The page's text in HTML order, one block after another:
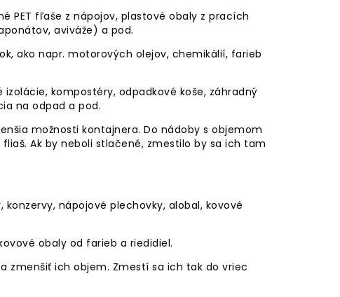
PET fľaše z nápojov, plastové obaly z pracích
aviváže) a pod.
ako napr. motorových olejov, chemikálií, farieb
kompostéry, odpadkové koše, záhradný
na odpad a pod.
možnosti kontajnera. Do nádoby s objemom
fliaš. Ak by neboli stlačené, zmestilo by sa ich tam
konzervy, nápojové plechovky, alobal, kovové
obaly od farieb a riedidiel.
zmenšiť ich objem. Zmestí sa ich tak do vriec